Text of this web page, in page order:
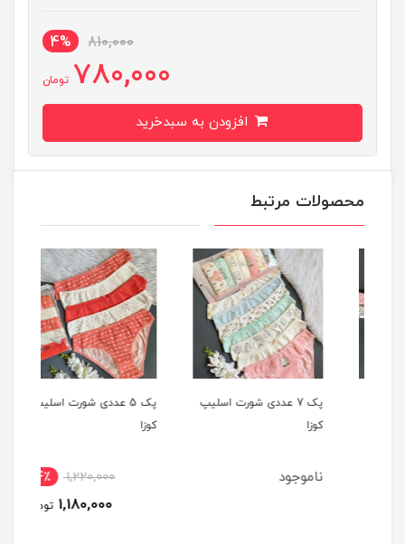
810,000
4%
780,000 تومان
محصولات مرتبط
پک 7 عددی شورت اسلیپ
ناموجود
پک 5 عددی شورت اسلیپ
1,220,000 4٪
1,180,000 تومان